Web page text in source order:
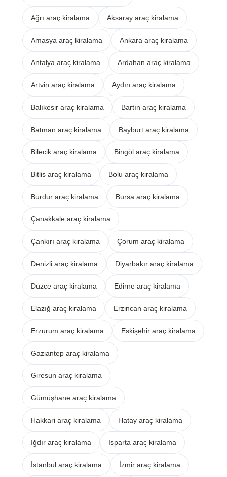
Ağrı araç kiralama Aksaray araç kiralama
Amasya araç kiralama Ankara araç kiralama
Antalya araç kiralama Ardahan araç kiralama
Artvin araç kiralama Aydın araç kiralama
Balıkesir araç kiralama Bartın araç kiralama
Batman araç kiralama Bayburt araç kiralama
Bilecik araç kiralama Bingöl araç kiralama
Bitlis araç kiralama Bolu araç kiralama
Burdur araç kiralama Bursa araç kiralama
Çanakkale araç kiralama
Çankırı araç kiralama Çorum araç kiralama
Denizli araç kiralama Diyarbakır araç kiralama
Düzce araç kiralama Edirne araç kiralama
Elazığ araç kiralama Erzincan araç kiralama
Erzurum araç kiralama Eskişehir araç kiralama
Gaziantep araç kiralama
Giresun araç kiralama
Gümüşhane araç kiralama
Hakkari araç kiralama Hatay araç kiralama
Iğdır araç kiralama Isparta araç kiralama
İstanbul araç kiralama İzmir araç kiralama